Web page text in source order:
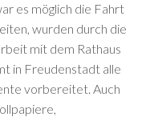
es möglich die Fahrt
wurden durch die
mit dem Rathaus
in Freudenstadt alle
vorbereitet. Auch